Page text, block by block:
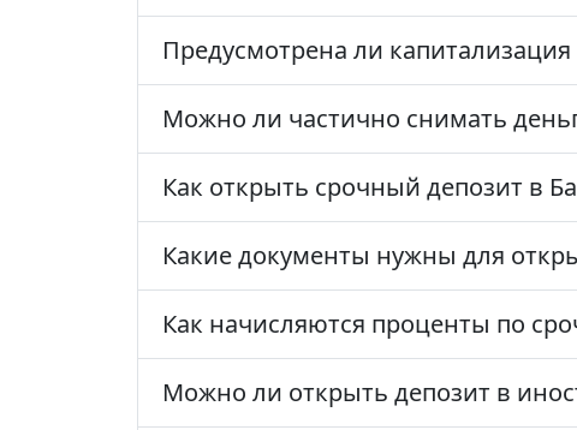
Предусмотрена ли
Можно ли частично снимать
Как открыть срочный депозит в
Какие документы нужны для
Как начисляются проценты по
Можно ли открыть депозит в